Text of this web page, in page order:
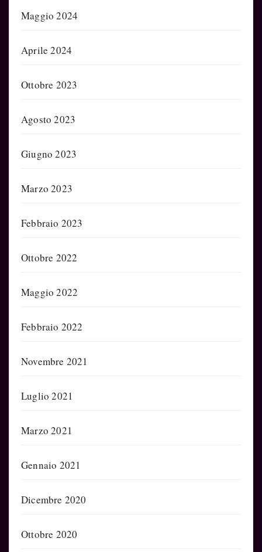
Maggio 2024
Aprile 2024
Ottobre 2023
Agosto 2023
Giugno 2023
Marzo 2023
Febbraio 2023
Ottobre 2022
Maggio 2022
Febbraio 2022
Novembre 2021
Luglio 2021
Marzo 2021
Gennaio 2021
Dicembre 2020
Ottobre 2020